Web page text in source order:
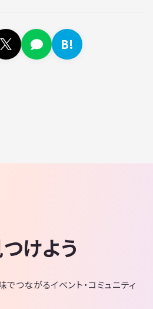
B!
けよう
つながるイベント・コミュニティ